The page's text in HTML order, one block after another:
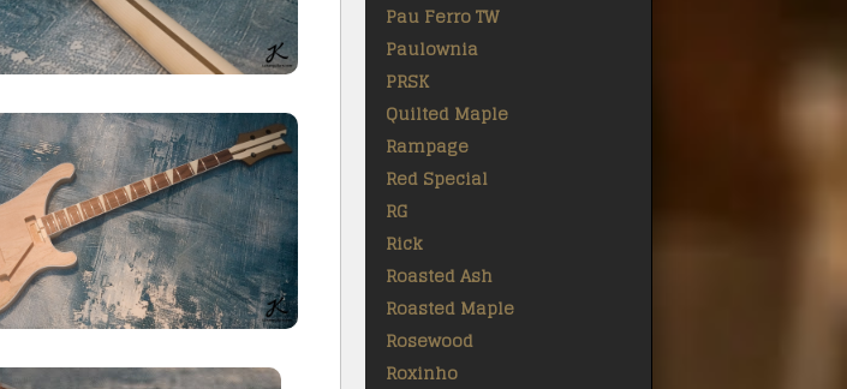
Pau Ferro TW
Paulownia
PRSK
Quilted Maple
Rampage
Red Special
RG
Rick
Roasted Ash
Roasted Maple
Rosewood
Roxinho